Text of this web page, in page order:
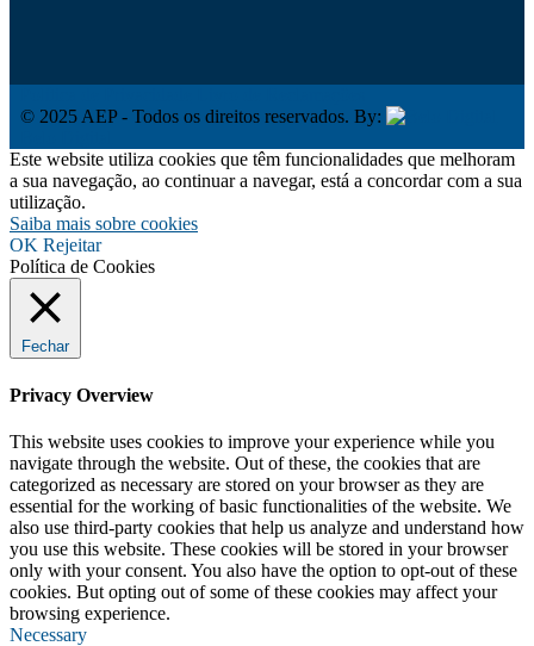
© 2025 AEP - Todos os direitos reservados. By:
Este website utiliza cookies que têm funcionalidades que melhoram
a sua navegação, ao continuar a navegar, está a concordar com a sua
utilização.
Saiba mais sobre cookies
OK Rejeitar
Política de Cookies
Fechar
Privacy Overview
This website uses cookies to improve your experience while you
navigate through the website. Out of these, the cookies that are
categorized as necessary are stored on your browser as they are
essential for the working of basic functionalities of the website. We
also use third-party cookies that help us analyze and understand how
you use this website. These cookies will be stored in your browser
only with your consent. You also have the option to opt-out of these
cookies. But opting out of some of these cookies may affect your
browsing experience.
Necessary